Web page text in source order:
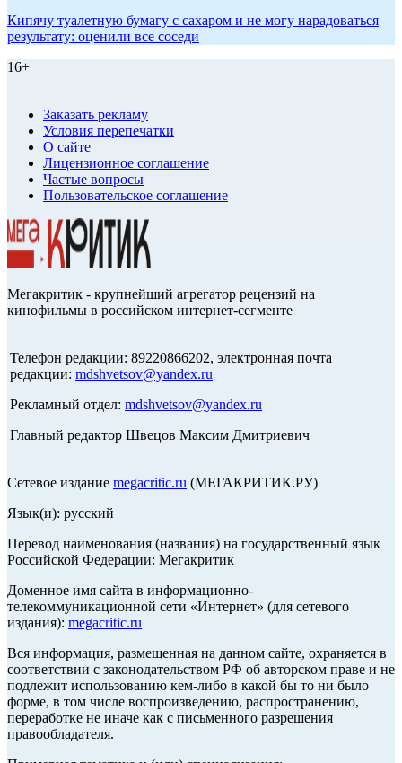
Кипячу туалетную бумагу с сахаром и не могу нарадоваться
результату: оценили все соседи
16+
Заказать рекламу
Условия перепечатки
О сайте
Лицензионное соглашение
Частые вопросы
Пользовательское соглашение
Мегакритик - крупнейший агрегатор рецензий на
кинофильмы в российском интернет-сегменте
Телефон редакции: 89220866202, электронная почта
редакции: mdshvetsov@yandex.ru
Рекламный отдел: mdshvetsov@yandex.ru
Главный редактор Швецов Максим Дмитриевич
Сетевое издание megacritic.ru (МЕГАКРИТИК.РУ)
Язык(и): русский
Перевод наименования (названия) на государственный язык
Российской Федерации: Мегакритик
Доменное имя сайта в информационно-
телекоммуникационной сети «Интернет» (для сетевого
издания): megacritic.ru
Вся информация, размещенная на данном сайте, охраняется в
соответствии с законодательством РФ об авторском праве и не
подлежит использованию кем-либо в какой бы то ни было
форме, в том числе воспроизведению, распространению,
переработке не иначе как с письменного разрешения
правообладателя.